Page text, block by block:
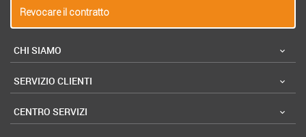
Revocare il contratto
CHI SIAMO
SERVIZIO CLIENTI
CENTRO SERVIZI